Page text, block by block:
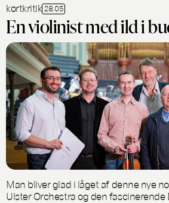
kortkritik 28.05
En violinist med ild i
Man bliver glad i låget af denne nye
Ulster Orchestra og den